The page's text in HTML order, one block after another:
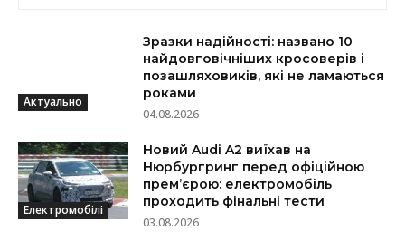
Актуально
Зразки надійності: названо 10
найдовговічніших кросоверів і
позашляховиків, які не ламаються
роками
04.08.2026
Електромобілі
Новий Audi A2 виїхав на
Нюрбургринг перед офіційною
прем’єрою: електромобіль
проходить фінальні тести
03.08.2026